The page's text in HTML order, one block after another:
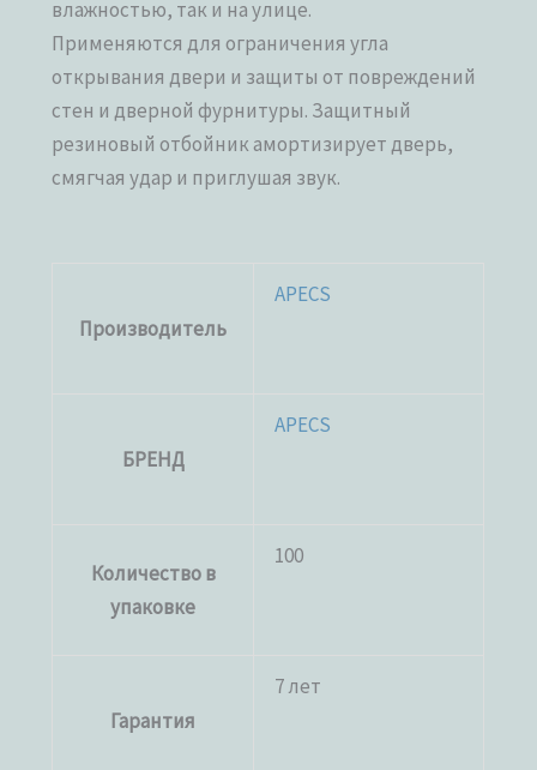
влажностью, так и на улице.
Применяются для ограничения угла
открывания двери и защиты от повреждений
стен и дверной фурнитуры. Защитный
резиновый отбойник амортизирует дверь,
смягчая удар и приглушая звук.
Производитель
APECS
БРЕНД
APECS
Количество в
упаковке
100
Гарантия
7 лет